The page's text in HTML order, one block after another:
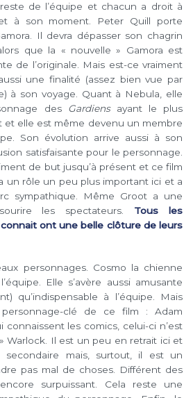
de l’équipe et chacun a droit à
à son moment. Peter Quill porte
Il devra dépasser son chagrin
que la « nouvelle » Gamora est
de l’originale. Mais est-ce vraiment
une finalité (assez bien vue par
à son voyage. Quant à Nebula, elle
des Gardiensayant le plus
et elle est même devenu un membre
Son évolution arrive aussi à son
satisfaisante pour le personnage.
de but jusqu’à présent et ce film
un rôle un peu plus important ici et a
sympathique. Même Groot a une
les spectateurs. Tous les
ont une belle clôture de leurs
personnages. Cosmo la chienne
Elle s’avère aussi amusante
qu’indispensable à l’équipe. Mais
clé de ce film : Adam
connaissent les comics, celui-ci n’est
Warlock. Il est un peu en retrait ici et
secondaire mais, surtout, il est un
pas mal de choses. Différent des
surpuissant. Cela reste une